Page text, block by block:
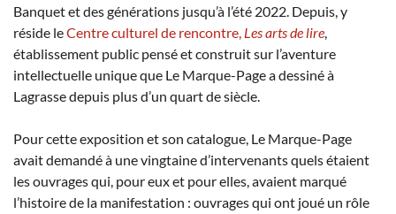
Banquet et des générations jusqu’à l’été 2022. Depuis, y
réside leCentre culturel de rencontre, Les arts de lire,
établissement public pensé et construit sur l’aventure
intellectuelle unique que Le Marque-Page a dessiné à
Lagrasse depuis plus d’un quart de siècle.
Pour cette exposition et son catalogue, Le Marque-Page
avait demandé à une vingtaine d’intervenants quels étaient
les ouvrages qui, pour eux et pour elles, avaient marqué
l’histoire de la manifestation : ouvrages qui ont joué un rôle